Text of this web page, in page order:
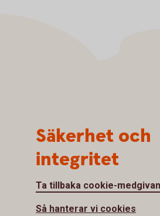
Säkerhet och
integritet
Ta tillbaka cookie-
Så hanterar vi cookies